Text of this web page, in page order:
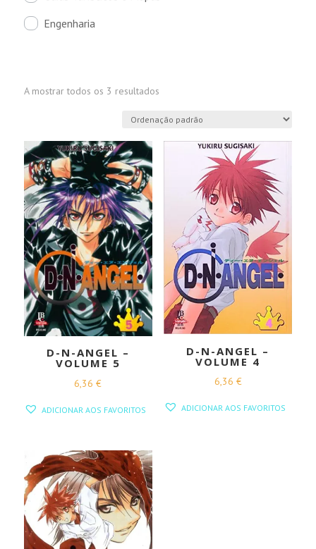
Engenharia
A mostrar todos os 3 resultados
D-N-ANGEL –
VOLUME 5
6,36€
ADICIONAR AOS FAVORITOS
D-N-ANGEL –
VOLUME 4
6,36 €
ADICIONAR AOS FAVORITOS